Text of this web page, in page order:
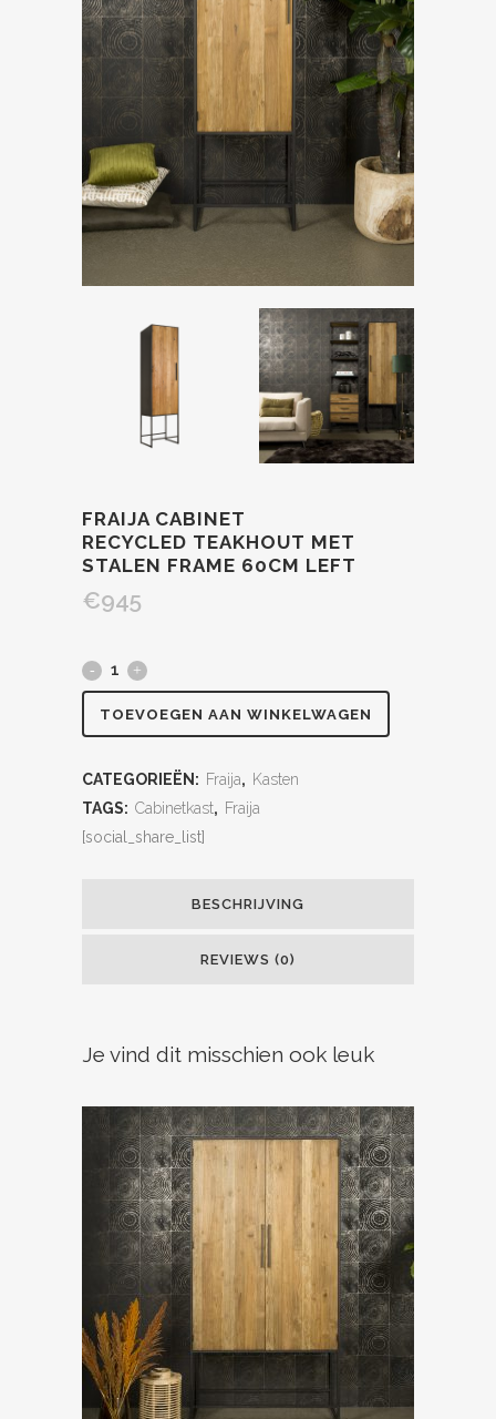
FRAIJA CABINET
RECYCLED TEAKHOUT MET
STALEN FRAME 60CM LEFT
€945
TOEVOEGEN AAN WINKELWAGEN
CATEGORIEËN: Fraija, Kasten
TAGS: Cabinetkast, Fraija
[social_share_list]
BESCHRIJVING
REVIEWS (0)
Je vind dit misschien ook leuk